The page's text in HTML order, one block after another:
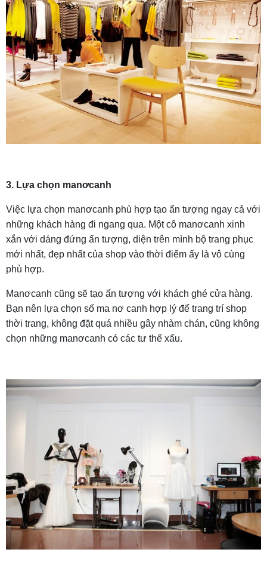
3. Lựa chọn manơcanh
Việc lựa chọn manơcanh phù hợp tạo ấn tượng ngay cả với
những khách hàng đi ngang qua. Một cô manơcanh xinh
xắn với dáng đứng ấn tượng, diện trên mình bộ trang phục
mới nhất, đẹp nhất của shop vào thời điểm ấy là vô cùng
phù hợp.
Manơcanh cũng sẽ tạo ấn tượng với khách ghé cửa hàng.
Bạn nên lựa chọn số ma nơ canh hợp lý để trang trí shop
thời trang, không đặt quá nhiều gây nhàm chán, cũng không
chọn những manơcanh có các tư thế xấu.